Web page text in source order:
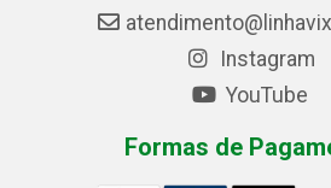
Instagram
YouTube
Formas de